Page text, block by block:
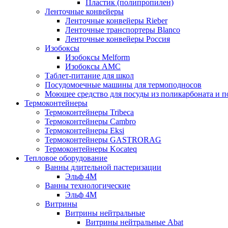
Пластик (полипропилен)
Ленточные конвейеры
Ленточные конвейеры Rieber
Ленточные транспортеры Blanco
Ленточные конвейеры Россия
Изобоксы
Изобоксы Melform
Изобоксы AMC
Таблет-питание для школ
Посудомоечные машины для термоподносов
Моющее средство для посуды из поликарбоната и
Термоконтейнеры
Термоконтейнеры Tribeca
Термоконтейнеры Cambro
Термоконтейнеры Eksi
Термоконтейнеры GASTRORAG
Термоконтейнеры Kocateq
Тепловое оборудование
Ванны длительной пастеризации
Эльф 4М
Ванны технологические
Эльф 4М
Витрины
Витрины нейтральные
Витрины нейтральные Abat